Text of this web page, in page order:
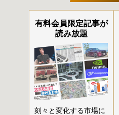
有料会員限定記事が
読み放題
刻々と変化する市場に